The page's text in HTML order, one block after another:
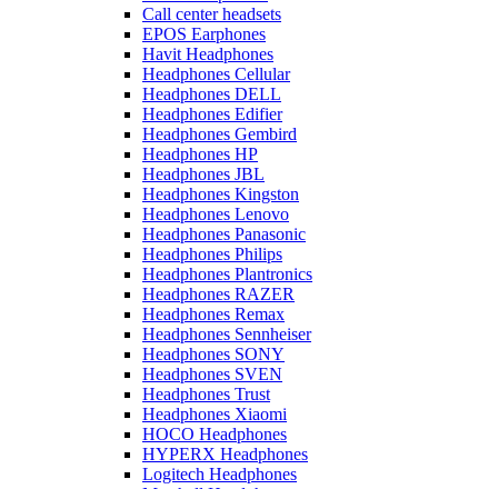
Call center headsets
EPOS Earphones
Havit Headphones
Headphones Cellular
Headphones DELL
Headphones Edifier
Headphones Gembird
Headphones HP
Headphones JBL
Headphones Kingston
Headphones Lenovo
Headphones Panasonic
Headphones Philips
Headphones Plantronics
Headphones RAZER
Headphones Remax
Headphones Sennheiser
Headphones SONY
Headphones SVEN
Headphones Trust
Headphones Xiaomi
HOCO Headphones
HYPERX Headphones
Logitech Headphones